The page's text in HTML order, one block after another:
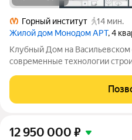
Горный институт
14 мин.
Жилой дом Монодом АРТ, 4
Клубный Дом на Васильевском
современные технологии
современной жизни, не теряя
города. Просторные квартиры с
12 950 000 ₽